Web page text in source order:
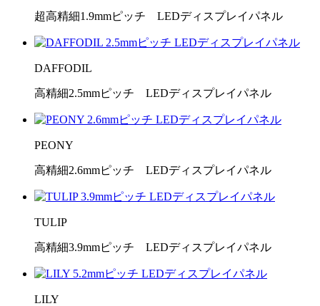
超高精細1.9mmピッチ LEDディスプレイパネル
DAFFODIL
高精細2.5mmピッチ LEDディスプレイパネル
PEONY
高精細2.6mmピッチ LEDディスプレイパネル
TULIP
高精細3.9mmピッチ LEDディスプレイパネル
LILY